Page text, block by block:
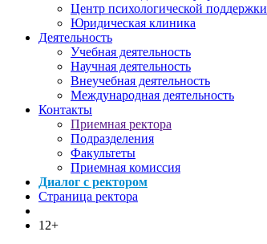
Центр психологической
Юридическая клиника
Деятельность
Учебная деятельность
Научная деятельность
Внеучебная деятельность
Международная деятельность
Контакты
Приемная ректора
Подразделения
Факультеты
Приемная комиссия
Диалог с ректором
Страница ректора
12+